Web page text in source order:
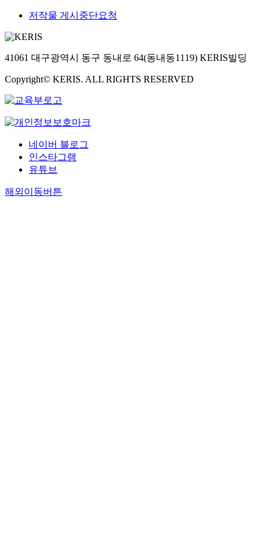
저작물 게시중단요청
41061 대구광역시 동구 동내로 64(동내동1119) KERIS빌딩
Copyright© KERIS. ALL RIGHTS RESERVED
네이버 블로그
인스타그램
유튜브
해외이동버튼